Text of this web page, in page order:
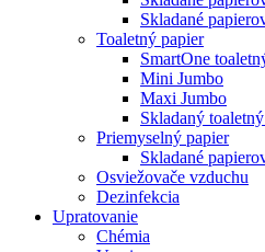
Skladané
Toaletný papier
SmartOne
Mini Jumbo
Maxi Jumbo
Skladaný
Priemyselný papier
Skladané
Osviežovače vzduchu
Dezinfekcia
Upratovanie
Chémia